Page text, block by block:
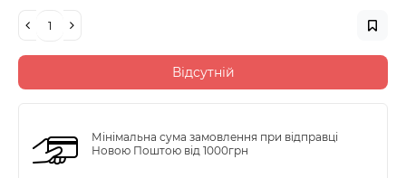
Відсутній
Мінімальна сума замовлення при відправці
Новою Поштою від 1000грн